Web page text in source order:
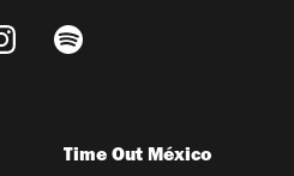
Time Out México